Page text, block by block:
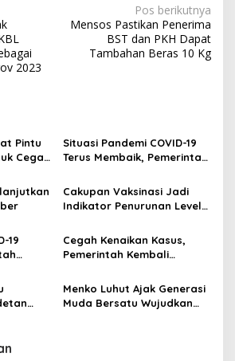
2023
Pos berikutnya
Mensos Pastikan Penerima
BST dan PKH Dapat
Tambahan Beras 10 Kg
Pintu
Cegah
Situasi Pandemi COVID-19
Terus Membaik, Pemerintah
Cakupan Vaksinasi Jadi
Indikator Penurunan Level
19
Cegah Kenaikan Kasus,
Pemerintah Kembali
Bali
Menko Luhut Ajak Generasi
Muda Bersatu Wujudkan